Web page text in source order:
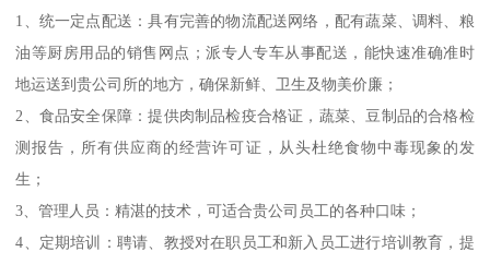
1、统一定点配送：具有完善的物流配送网络，配有蔬菜、调料、粮
油等厨房用品的销售网点；派专人专车从事配送，能快速准确准时
地运送到贵公司所的地方，确保新鲜、卫生及物美价廉；
2、食品安全保障：提供肉制品检疫合格证，蔬菜、豆制品的合格检
测报告，所有供应商的经营许可证，从头杜绝食物中毒现象的发
生；
3、管理人员：精湛的技术，可适合贵公司员工的各种口味；
4、定期培训：聘请、教授对在职员工和新入员工进行培训教育，提